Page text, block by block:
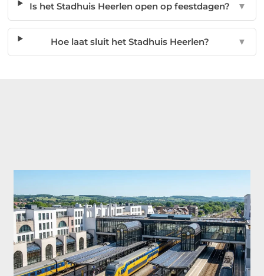
Is het Stadhuis Heerlen open op feestdagen? ▼
Hoe laat sluit het Stadhuis Heerlen? ▼